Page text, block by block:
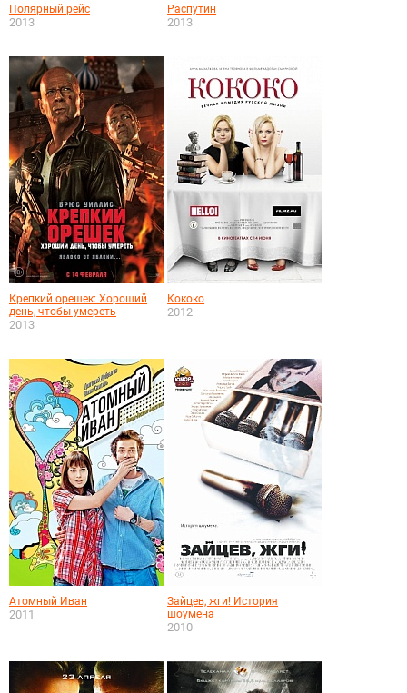
Полярный рейс
2013
Распутин
2013
Крепкий орешек: Хороший
день, чтобы умереть
2013
Кококо
2012
Атомный Иван
2011
Зайцев, жги! История
шоумена
2010